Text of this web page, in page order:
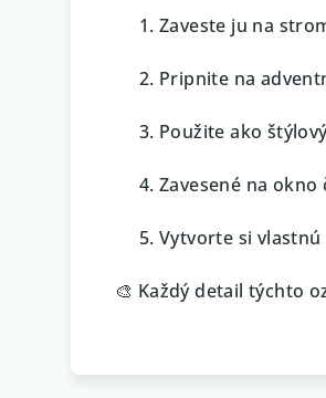
Zaveste ju na
Pripnite na
Použite ako
Zavesené na
Vytvorte si
🎨 Každý detail týchto